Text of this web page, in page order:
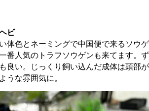
ビ
体色とネーミングで中国便で来るソウゲ
番人気のトラフソウゲンも来てます。ず
良い。じっくり飼い込んだ成体は頭部が
うな雰囲気に。